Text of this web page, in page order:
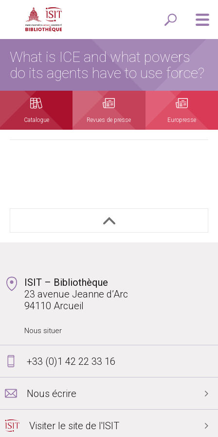
What is ICE and what powers
do its agents have to use force?
Catalogue Revues de presse Europresse
ISIT – Bibliothèque
23 avenue Jeanne d’Arc
94110 Arcueil
Nous situer
+33 (0)1 42 22 33 16
Nous écrire
Visiter le site de l'ISIT